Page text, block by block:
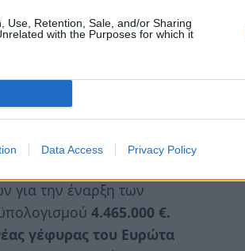
Use, Retention, Sale, and/or Sharing
with the Purposes for which it
Data Access Privacy Policy
για την έναρξη των
4.465.000 €.
γέφυρας του Ευρώτα